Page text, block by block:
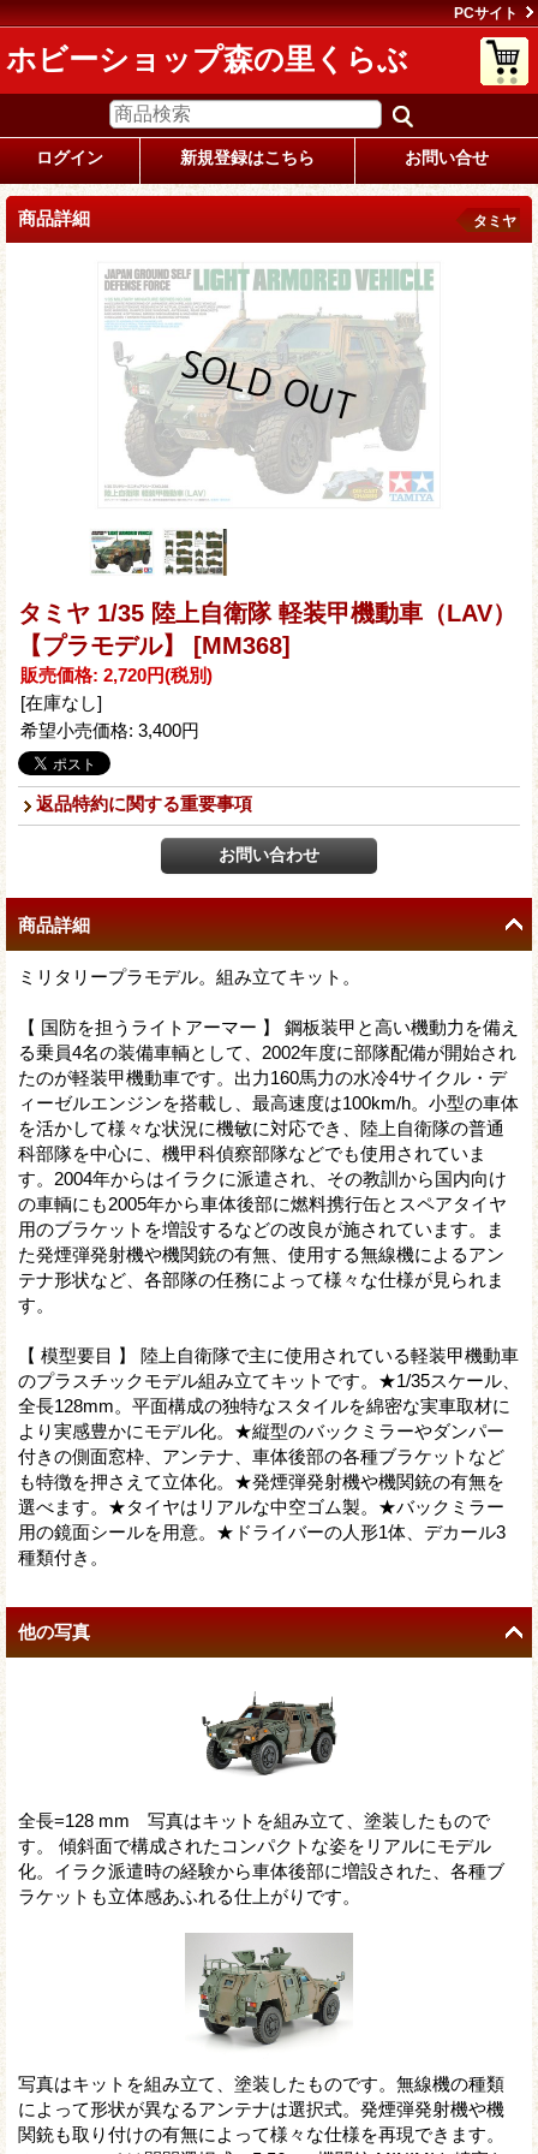
PCサイト
ホビーショップ森の里くらぶ
ログイン 新規登録はこちら お問い合せ
商品詳細 タミヤ
タミヤ 1/35 陸上自衛隊 軽装甲機動車（LAV）
【プラモデル】 [MM368]
販売価格: 2,720円(税別)
[在庫なし]
希望小売価格: 3,400円
返品特約に関する重要事項
商品詳細
ミリタリープラモデル。組み立てキット。
【 国防を担うライトアーマー 】 鋼板装甲と高い機動力を備え
る乗員4名の装備車輌として、2002年度に部隊配備が開始され
たのが軽装甲機動車です。出力160馬力の水冷4サイクル・デ
ィーゼルエンジンを搭載し、最高速度は100km/h。小型の車体
を活かして様々な状況に機敏に対応でき、陸上自衛隊の普通
科部隊を中心に、機甲科偵察部隊などでも使用されていま
す。2004年からはイラクに派遣され、その教訓から国内向け
の車輌にも2005年から車体後部に燃料携行缶とスペアタイヤ
用のブラケットを増設するなどの改良が施されています。ま
た発煙弾発射機や機関銃の有無、使用する無線機によるアン
テナ形状など、各部隊の任務によって様々な仕様が見られま
す。
【 模型要目 】 陸上自衛隊で主に使用されている軽装甲機動車
のプラスチックモデル組み立てキットです。★1/35スケール、
全長128mm。平面構成の独特なスタイルを綿密な実車取材に
より実感豊かにモデル化。★縦型のバックミラーやダンパー
付きの側面窓枠、アンテナ、車体後部の各種ブラケットなど
も特徴を押さえて立体化。★発煙弾発射機や機関銃の有無を
選べます。★タイヤはリアルな中空ゴム製。★バックミラー
用の鏡面シールを用意。★ドライバーの人形1体、デカール3
種類付き。
他の写真
全長=128 mm 写真はキットを組み立て、塗装したもので
す。 傾斜面で構成されたコンパクトな姿をリアルにモデル
化。イラク派遣時の経験から車体後部に増設された、各種ブ
ラケットも立体感あふれる仕上がりです。
写真はキットを組み立て、塗装したものです。無線機の種類
によって形状が異なるアンテナは選択式。発煙弾発射機や機
関銃も取り付けの有無によって様々な仕様を再現できます。